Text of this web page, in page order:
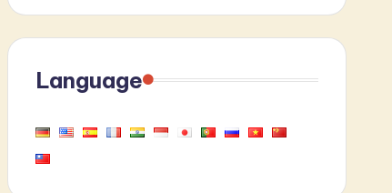
Language